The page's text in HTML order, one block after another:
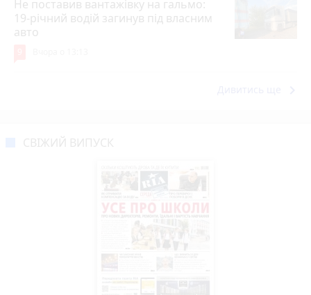
Не поставив вантажівку на гальмо:
19-річний водій загинув під власним
авто